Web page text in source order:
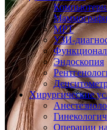
МРТ
УЗИ-
Эндоскопия
Хирургические
Операции